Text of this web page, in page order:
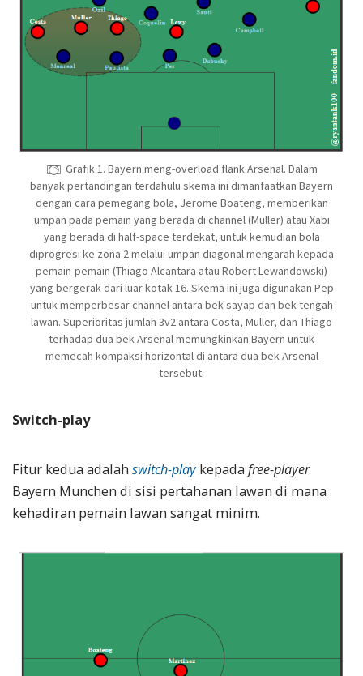
Grafik 1. Bayern meng-overload flank Arsenal. Dalam
banyak pertandingan terdahulu skema ini dimanfaatkan Bayern
dengan cara pemegang bola, Jerome Boateng, memberikan
umpan pada pemain yang berada di channel (Muller) atau Xabi
yang berada di half-space terdekat, untuk kemudian bola
diprogresi ke zona 2 melalui umpan diagonal mengarah kepada
pemain-pemain (Thiago Alcantara atau Robert Lewandowski)
yang bergerak dari luar kotak 16. Skema ini juga digunakan Pep
untuk memperbesar channel antara bek sayap dan bek tengah
lawan. Superioritas jumlah 3v2 antara Costa, Muller, dan Thiago
terhadap dua bek Arsenal memungkinkan Bayern untuk
memecah kompaksi horizontal di antara dua bek Arsenal
tersebut.
Switch-play
Fitur kedua adalah switch-play kepada free-player
Bayern Munchen di sisi pertahanan lawan di mana
kehadiran pemain lawan sangat minim.